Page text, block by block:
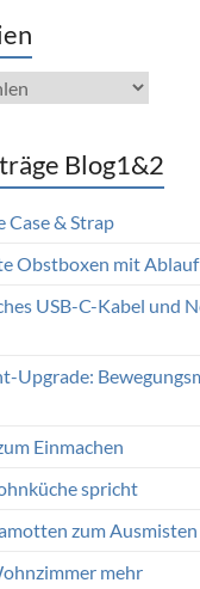
Blog1&2
Case & Strap
Obstboxen mit Ablauf
USB-C-Kabel und
Upgrade:
Einmachen
spricht
zum
mehr